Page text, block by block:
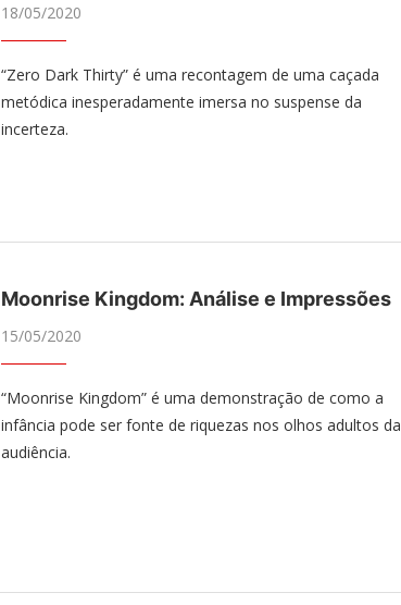
18/05/2020
“Zero Dark Thirty” é uma recontagem de uma caçada
metódica inesperadamente imersa no suspense da
incerteza.
Moonrise Kingdom: Análise e Impressões
15/05/2020
“Moonrise Kingdom” é uma demonstração de como a
infância pode ser fonte de riquezas nos olhos adultos da
audiência.